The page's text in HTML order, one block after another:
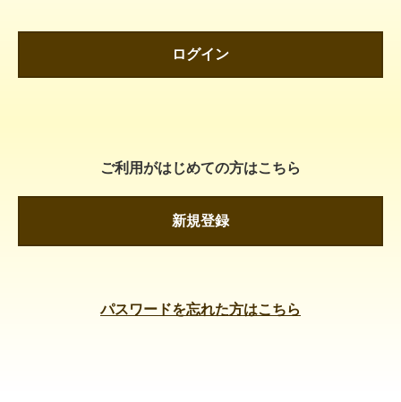
ログイン
ご利用がはじめての方はこちら
新規登録
パスワードを忘れた方はこちら